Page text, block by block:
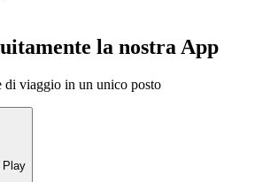
la nostra App
di viaggio in un unico posto
Play